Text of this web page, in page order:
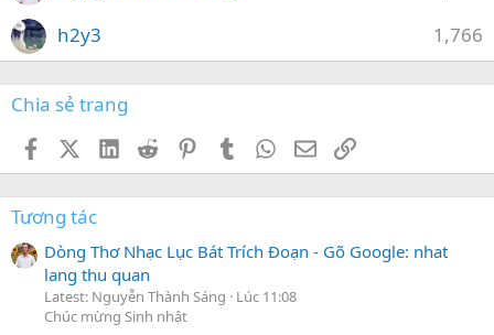
1,766
h2y3
Chia sẻ trang
FacebookX (Twitter)
LinkedIn
Reddit PinterestTumblr WhatsApp
EmailLink
Tương tác
Dòng Thơ Nhạc Lục Bát Trích Đoạn - Gõ Google: nhat
lang thu quan
Latest: Nguyễn Thành Sáng
Lúc 11:08
Chúc mừng Sinh nhật